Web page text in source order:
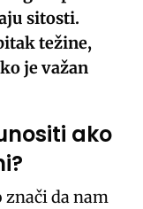
sitosti.
težine,
je važan
ako
da nam